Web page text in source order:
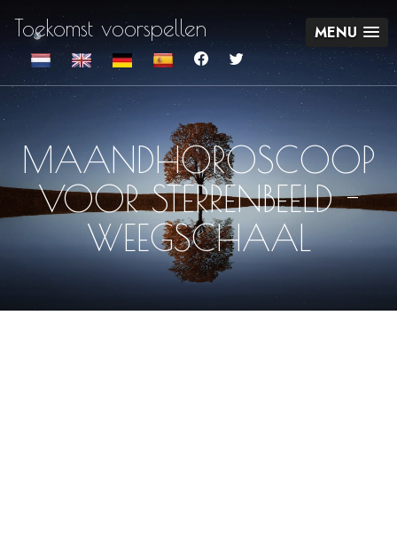
Toekomst voorspellen MENU
MAANDHOROSCOOP
VOOR STERRENBEELD -
WEEGSCHAAL